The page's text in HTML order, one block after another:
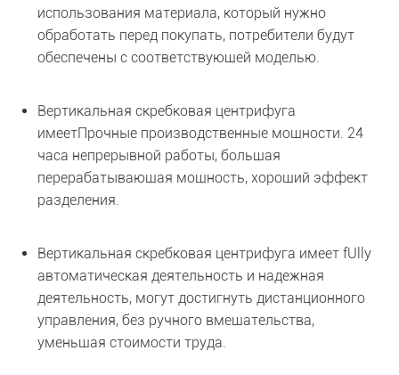
использования материала, который нужно
обработать перед покупать, потребители будут
обеспечены с соответствующей моделью.
Вертикальная скребковая центрифуга
имеетПрочные производственные мощности. 24
часа непрерывной работы, большая
перерабатывающая мощность, хороший эффект
разделения.
Вертикальная скребковая центрифуга имеет fUlly
автоматическая деятельность и надежная
деятельность, могут достигнуть дистанционного
управления, без ручного вмешательства,
уменьшая стоимости труда.